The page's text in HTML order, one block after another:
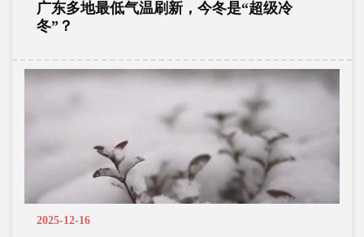
广东多地最低气温刷新，今冬是“超级冷
冬”？
2025-12-16